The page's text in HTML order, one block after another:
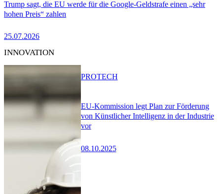
Trump sagt, die EU werde für die Google-Geldstrafe einen „sehr
hohen Preis“ zahlen
25.07.2026
INNOVATION
EU-Kommission legt Plan zur Förderung
von Künstlicher Intelligenz in der Industrie
vor
08.10.2025
PROTECH